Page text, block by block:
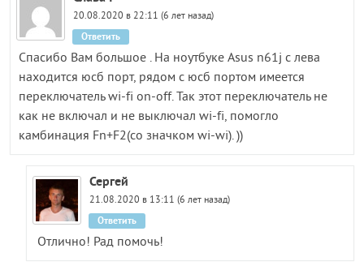
20.08.2020 в 22:11 (6 лет назад)
Спасибо Вам большое . На ноутбуке Asus n61j с лева
находится юсб порт, рядом с юсб портом имеется
переключатель wi-fi on-off. Так этот переключатель не
как не включал и не выключал wi-fi, помогло
камбинация Fn+F2(со значком wi-wi). ))
Ответить
Сергей
21.08.2020 в 13:11 (6 лет назад)
Отлично! Рад помочь!
Ответить